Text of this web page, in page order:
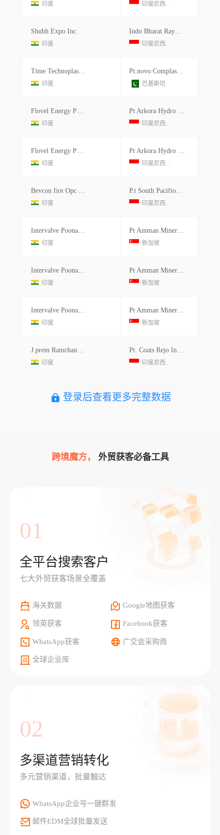
印度 印度尼西...
Shubh Expo Inc.
印度
Indo Bharat Rayonmenara Batavia 16t
印度尼西...
Time Technoplast Ltd.
印度
Pt.novo Complast Indonesia Jl.
巴基斯坦
Flovel Energy Pvt Ltd.
印度
Pt Arkora Hydro Malili
印度尼西...
Flovel Energy Pvt Ltd.
印度
Pt Arkora Hydro Malili
印度尼西...
Bevcon Iiot Opc Pvt Ltd.
印度
P.t South Pacifioc Viscose
印度尼西...
Intervalve Poonawalla Ltd.
印度
Pt Amman Mineral Nusa Tenggara
新加坡
Intervalve Poonawalla Ltd.
印度
Pt Amman Mineral Nusa Tenggara
新加坡
Intervalve Poonawalla Ltd.
印度
Pt Amman Mineral Nusa Tenggara
新加坡
J.prem Ramchandani&co
印度
Pt. Coats Rejo Indonesiadesa Pleret, Pohjemtrel. Pasuruan 6 7171, Jawa Timur Indonesia Indonesiaindonesia
印度尼西...
登录后查看更多完整数据
跨境魔方， 外贸获客必备工具
01
全平台搜索客户
七大外贸获客场景全覆盖
海关数据 Google地图获客
领英获客 Facebook获客
WhatsApp获客 广交会采购商
全球企业库
02
多渠道营销转化
多元营销渠道，批量触达
WhatsApp企业号一键群发
邮件EDM全球批量发送